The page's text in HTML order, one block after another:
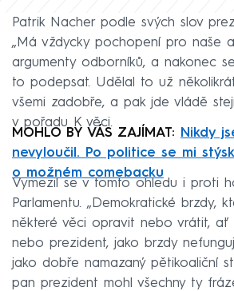
Patrik Nacher podle svých slov
„Má vždycky pochopení pro naše
argumenty odborníků, a nakonec
to podepsat. Udělal to už
všemi zadobře, a pak jde vládě
v pořadu K věci.
MOHLO BY VÁS ZAJÍMAT:
Nikdy
nevyloučil. Po politice se mi
o možném comebacku
Vymezil se v tomto ohledu i proti
Parlamentu. „Demokratické brzdy,
některé věci opravit nebo vrátit,
nebo prezident, jako brzdy
jako dobře namazaný pětikoaliční
pan prezident mohl všechny ty